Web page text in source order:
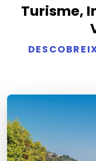
Turisme,